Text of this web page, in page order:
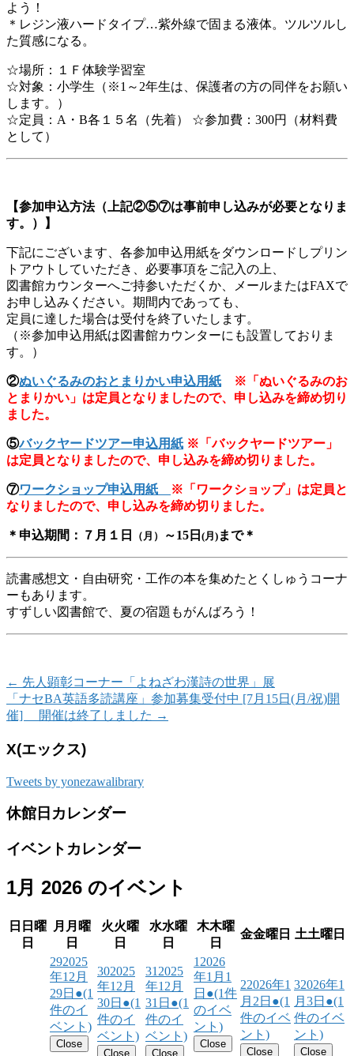
よう！
＊レジン液ハードタイプ…紫外線で固まる液体。ツルツルし
た質感になる。
☆場所：１Ｆ体験学習室
☆対象：小学生（※1～2年生は、保護者の方の同伴をお願い
します。）
☆定員：A・B各１５名（先着） ☆参加費：300円（材料費
として）
【参加申込方法（上記②⑤⑦は事前申し込みが必要となりま
す。）】
下記にございます、各参加申込用紙をダウンロードしプリン
トアウトしていただき、必要事項をご記入の上、
図書館カウンターへご持参いただくか、メールまたはFAXで
お申し込みください。期間内であっても、
定員に達した場合は受付を終了いたします。
（※参加申込用紙は図書館カウンターにも設置しておりま
す。）
②ぬいぐるみのおとまりかい申込用紙
※「ぬいぐるみのお
とまりかい」は定員となりましたので、申し込みを締め切り
ました。
⑤バックヤードツアー申込用紙 ※「バックヤードツアー」
は定員となりましたので、申し込みを締め切りました。
⑦ワークショップ申込用紙
※「ワークショップ」は定員と
なりましたので、申し込みを締め切りました。
＊申込期間：７月１日 （月） ～15日 (月) まで＊
読書感想文・自由研究・工作の本を集めたとくしゅうコーナ
ーもあります。
すずしい図書館で、夏の宿題もがんばろう！
← 先人顕彰コーナー「よねざわ漢詩の世界」展
「ナセBA英語多読講座」参加募集受付中 [7月15日(月/祝)開
催] 開催は終了しました →
X(エックス)
Tweets by yonezawalibrary
休館日カレンダー
イベントカレンダー
1月 2026 のイベント
日 日曜
日
月 月曜
日
火火曜
日
水水曜
日
木木曜
日
金金曜日 土土曜日
292025
年12月
29日 ●(1
件のイ
ベント)
Close
302025
年12月
30日 ●(1
件のイ
ベント)
Close
31 2025
年12月
31日 ●(1
件のイ
ベント)
Close
1 2026
年1月1
日 ●(1件
のイベ
ント)
Close
22026年1
月2日 ●(1
件のイベ
ント)
Close
32026年1
月3日 ●(1
件のイベ
ント)
Close